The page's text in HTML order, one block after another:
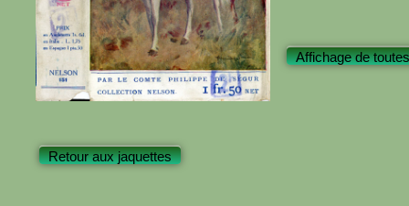
Affichage de
Retour aux jaquettes